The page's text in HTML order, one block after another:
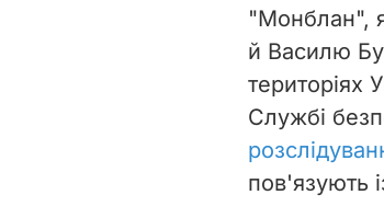
"Монблан",
й Василю
територіях
Службі
пов'язують